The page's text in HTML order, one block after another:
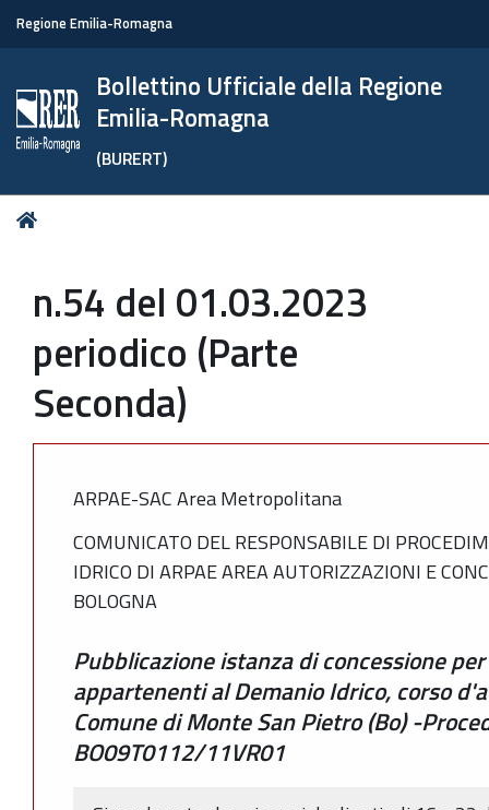
Regione Emilia-Romagna
Bollettino Ufficiale della Regione
Emilia-Romagna
(BURERT)
Tu
n.54 del 01.03.2023
periodico (Parte
Seconda)
ARPAE-SAC Area Metropolitana
COMUNICATO DEL RESPONSABILE DI
IDRICO DI ARPAE AREA AUTORIZZAZIONI E
BOLOGNA
Pubblicazione istanza di concessione
appartenenti al Demanio Idrico, corso
Comune di Monte San Pietro (Bo) -
BO09T0112/11VR01